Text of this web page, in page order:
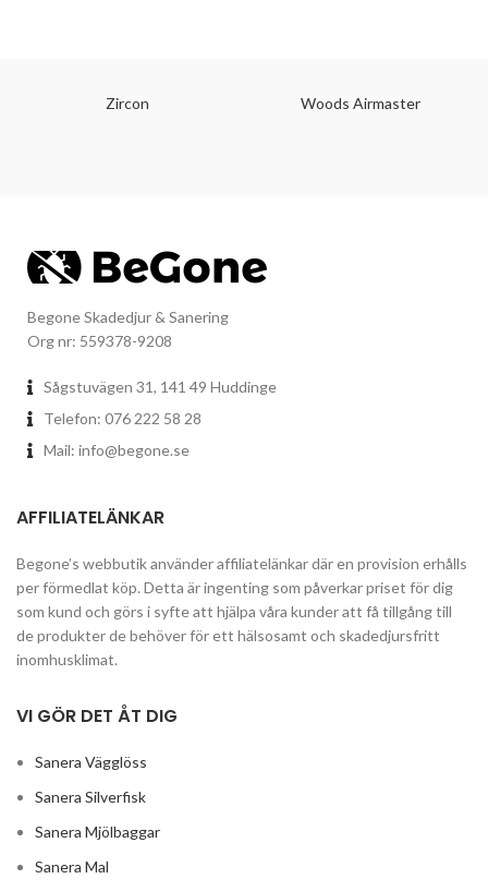
Zircon Woods Airmaster
Begone Skadedjur & Sanering
Org nr: 559378-9208
Sågstuvägen 31, 141 49 Huddinge
Telefon: 076 222 58 28
Mail: info@begone.se
AFFILIATELÄNKAR
Begone’s webbutik använder affiliatelänkar där en provision erhålls
per förmedlat köp. Detta är ingenting som påverkar priset för dig
som kund och görs i syfte att hjälpa våra kunder att få tillgång till
de produkter de behöver för ett hälsosamt och skadedjursfritt
inomhusklimat.
VI GÖR DET ÅT DIG
Sanera Vägglöss
Sanera Silverfisk
Sanera Mjölbaggar
Sanera Mal